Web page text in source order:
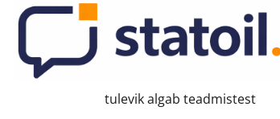
tulevik algab teadmistest